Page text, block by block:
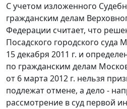
С учетом изложенного
гражданским делам
Федерации считает, что
Посадского городского суда
15 декабря 2011 г. и
по гражданским делам
от 6 марта 2012 г. нельзя
подлежат отмене, а дело -
рассмотрение в суд первой